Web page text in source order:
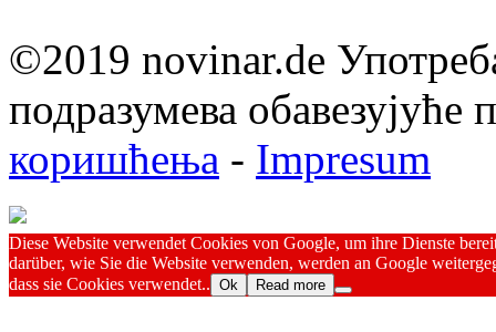
©2019 novinar.de
подразумева обавезујуће
коришћења - Impresum
Diese Website verwendet Cookies von Google, um ihre Dienste
darüber, wie Sie die Website verwenden, werden an Google
dass sie Cookies verwendet.. Ok Read more